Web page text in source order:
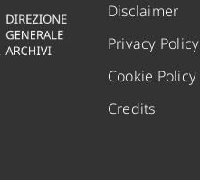
Disclaimer
Privacy Policy
Cookie Policy
Credits